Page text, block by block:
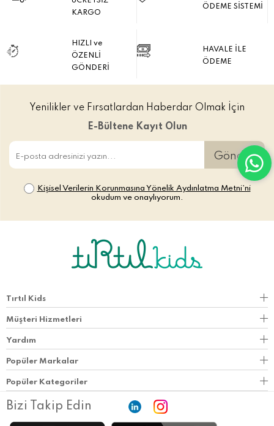
KARGO
ÖDEME SİSTEMİ
HIZLI ve
ÖZENLİ
GÖNDERİ
HAVALE İLE
ÖDEME
Yenilikler ve Fırsatlardan Haberdar Olmak İçin
E-Bültene Kayıt Olun
Gönder
Kişisel Verilerin Korunmasına Yönelik Aydınlatma Metni’ni
okudum ve onaylıyorum.
Tırtıl Kids
Müşteri Hizmetleri
Yardım
Popüler Markalar
Popüler Kategoriler
Bizi Takip Edin